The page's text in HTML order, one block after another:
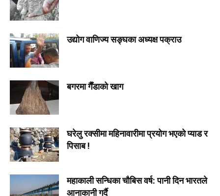
उद्योग वाणिज्य सङ्घका अध्यक्ष पक्राउ
बगरमा गैँडाको खाग
घरेलु रक्सीमा महिनावारीमा प्रयोग भएको प्याड र
पिसाब !
महाकाली सन्धिका चौबिस वर्ष: पानी दिन भारतले
आनाकानी गर्दै